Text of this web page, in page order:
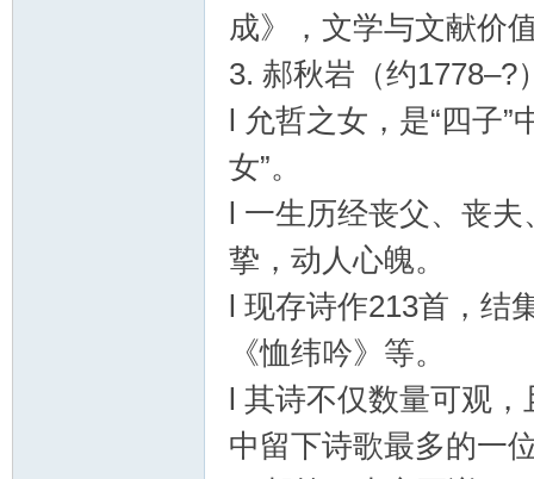
成》，文学与文献价
3. 郝秋岩（约1778–?
l 允哲之女，是“四子
女”。
l 一生历经丧父、丧夫
挚，动人心魄。
l 现存诗作213首，结
《恤纬吟》等。
l 其诗不仅数量可观
中留下诗歌最多的一